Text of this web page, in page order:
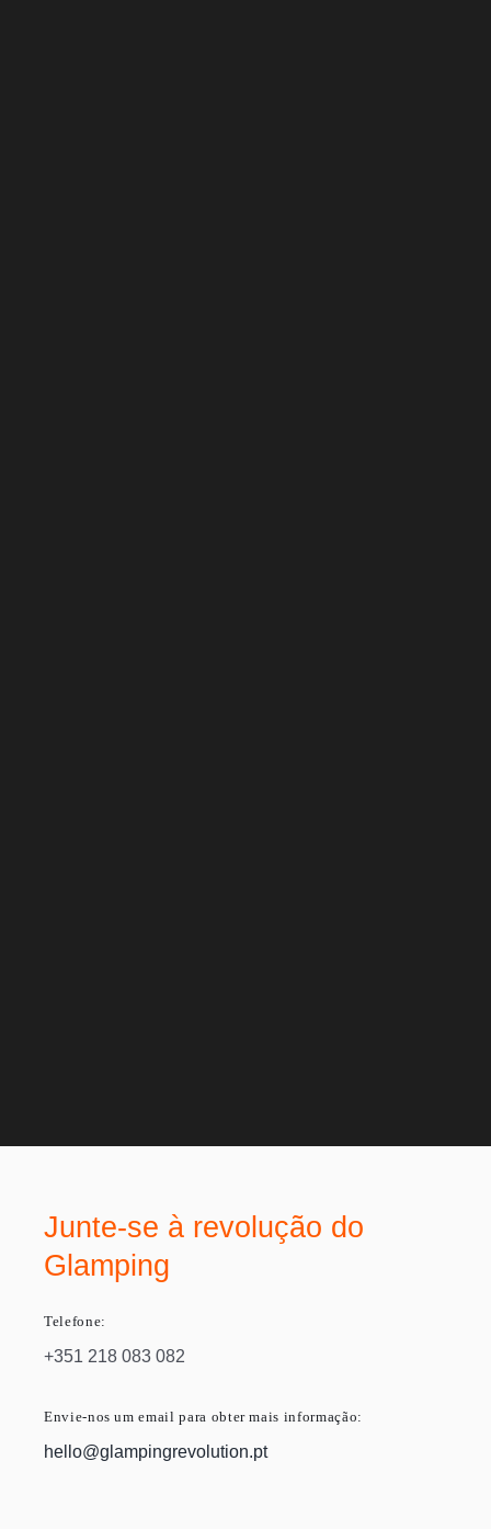
Junte-se à revolução do
Glamping
Telefone:
+351 218 083 082
Envie-nos um email para obter mais informação:
hello@glampingrevolution.pt